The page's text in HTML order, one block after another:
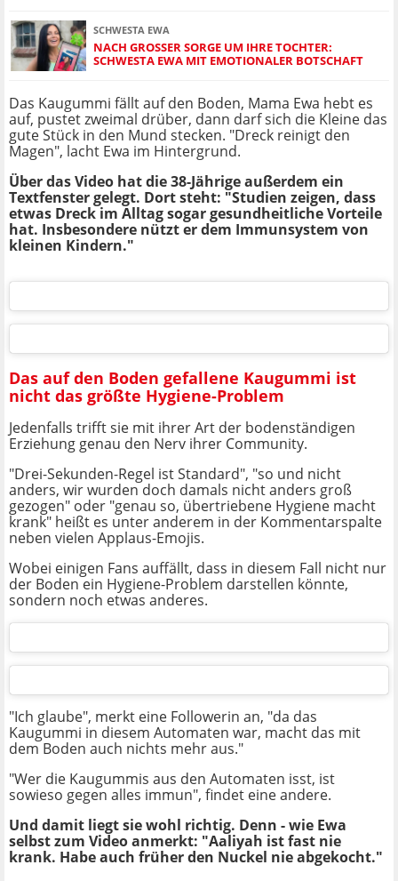
SCHWESTA EWA
NACH GROSSER SORGE UM IHRE TOCHTER: S
CHWESTA EWA MIT EMOTIONALER BOTSCHAFT
Das Kaugummi fällt auf den Boden, Mama Ewa hebt es
auf, pustet zweimal drüber, dann darf sich die Kleine das
gute Stück in den Mund stecken. "Dreck reinigt den
Magen", lacht Ewa im Hintergrund.
Über das Video hat die 38-Jährige außerdem ein
Textfenster gelegt. Dort steht: "Studien zeigen, dass
etwas Dreck im Alltag sogar gesundheitliche Vorteile
hat. Insbesondere nützt er dem Immunsystem von
kleinen Kindern."
Das auf den Boden gefallene Kaugummi ist
nicht das größte Hygiene-Problem
Jedenfalls trifft sie mit ihrer Art der bodenständigen
Erziehung genau den Nerv ihrer Community.
"Drei-Sekunden-Regel ist Standard", "so und nicht
anders, wir wurden doch damals nicht anders groß
gezogen" oder "genau so, übertriebene Hygiene macht
krank" heißt es unter anderem in der Kommentarspalte
neben vielen Applaus-Emojis.
Wobei einigen Fans auffällt, dass in diesem Fall nicht nur
der Boden ein Hygiene-Problem darstellen könnte,
sondern noch etwas anderes.
"Ich glaube", merkt eine Followerin an, "da das
Kaugummi in diesem Automaten war, macht das mit
dem Boden auch nichts mehr aus."
"Wer die Kaugummis aus den Automaten isst, ist
sowieso gegen alles immun", findet eine andere.
Und damit liegt sie wohl richtig. Denn - wie Ewa
selbst zum Video anmerkt: "Aaliyah ist fast nie
krank. Habe auch früher den Nuckel nie abgekocht."